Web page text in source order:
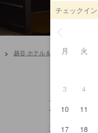
チェックイ
月 火
3
4
10
11
17
18
> 越谷 ホテル＆旅館 とんが
日本海 庄や 八
サンマルクカフ
七輪美里北口駅
茂直